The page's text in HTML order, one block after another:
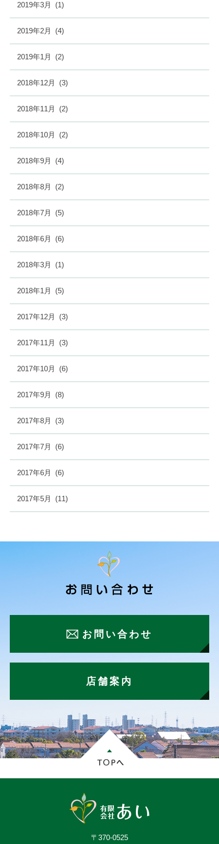
2019年3月 (1)
2019年2月 (4)
2019年1月 (2)
2018年12月 (3)
2018年11月 (2)
2018年10月 (2)
2018年9月 (4)
2018年8月 (2)
2018年7月 (5)
2018年6月 (6)
2018年3月 (1)
2018年1月 (5)
2017年12月 (3)
2017年11月 (3)
2017年10月 (6)
2017年9月 (8)
2017年8月 (3)
2017年7月 (6)
2017年6月 (6)
2017年5月 (11)
お問い合わせ
店舗案内
〒370-0525